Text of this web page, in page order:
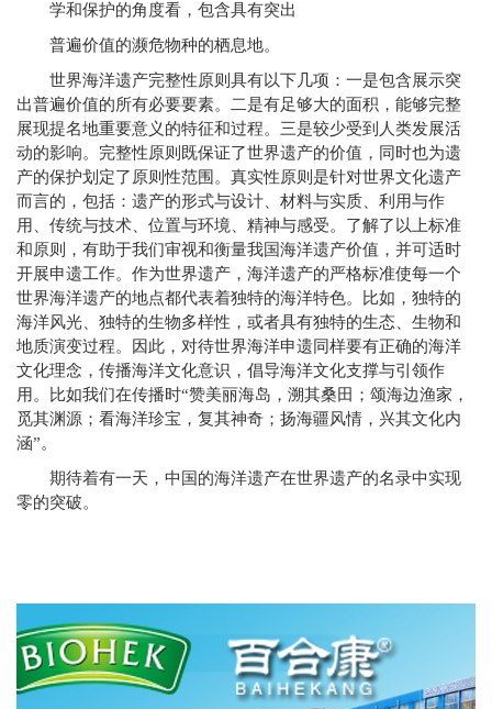
学和保护的角度看，包含具有突出
普遍价值的濒危物种的栖息地。
世界海洋遗产完整性原则具有以下几项：一是包含展示突
出普遍价值的所有必要要素。二是有足够大的面积，能够完整
展现提名地重要意义的特征和过程。三是较少受到人类发展活
动的影响。完整性原则既保证了世界遗产的价值，同时也为遗
产的保护划定了原则性范围。真实性原则是针对世界文化遗产
而言的，包括：遗产的形式与设计、材料与实质、利用与作
用、传统与技术、位置与环境、精神与感受。了解了以上标准
和原则，有助于我们审视和衡量我国海洋遗产价值，并可适时
开展申遗工作。作为世界遗产，海洋遗产的严格标准使每一个
世界海洋遗产的地点都代表着独特的海洋特色。比如，独特的
海洋风光、独特的生物多样性，或者具有独特的生态、生物和
地质演变过程。因此，对待世界海洋申遗同样要有正确的海洋
文化理念，传播海洋文化意识，倡导海洋文化支撑与引领作
用。比如我们在传播时“赞美丽海岛，溯其桑田；颂海边渔家，
觅其渊源；看海洋珍宝，复其神奇；扬海疆风情，兴其文化内
涵”。
期待着有一天，中国的海洋遗产在世界遗产的名录中实现
零的突破。